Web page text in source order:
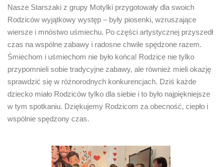
Nasze Starszaki z grupy Motylki przygotowały dla swoich
Rodziców wyjątkowy występ – były piosenki, wzruszające
wiersze i mnóstwo uśmiechu. Po części artystycznej przyszedł
czas na wspólne zabawy i radosne chwile spędzone razem.
Śmiechom i uśmiechom nie było końca! Rodzice nie tylko
przypomnieli sobie tradycyjne zabawy, ale również mieli okazję
sprawdzić się w różnorodnych konkurencjach. Dziś każde
dziecko miało Rodziców tylko dla siebie i to było najpiękniejsze
w tym spotkaniu. Dziękujemy Rodzicom za obecność, ciepło i
wspólnie spędzony czas.